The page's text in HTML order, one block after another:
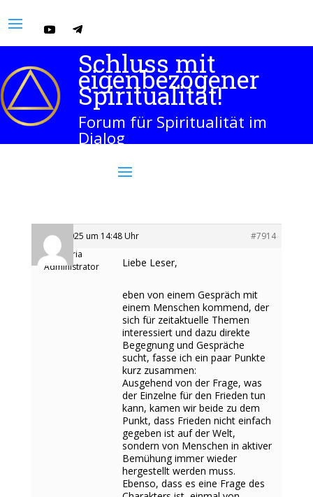
Schluss mit
eigenbezogener
Spiritualität!
Forum für Spiritualität im
Dialog
28. Juli 2025 um 14:48 Uhr
#7914
Maria
Administrator
Liebe Leser,
eben von einem Gespräch mit
einem Menschen kommend, der
sich für zeitaktuelle Themen
interessiert und dazu direkte
Begegnung und Gespräche
sucht, fasse ich ein paar Punkte
kurz zusammen:
Ausgehend von der Frage, was
der Einzelne für den Frieden tun
kann, kamen wir beide zu dem
Punkt, dass Frieden nicht einfach
gegeben ist auf der Welt,
sondern von Menschen in aktiver
Bemühung immer wieder
hergestellt werden muss.
Ebenso, dass es eine Frage des